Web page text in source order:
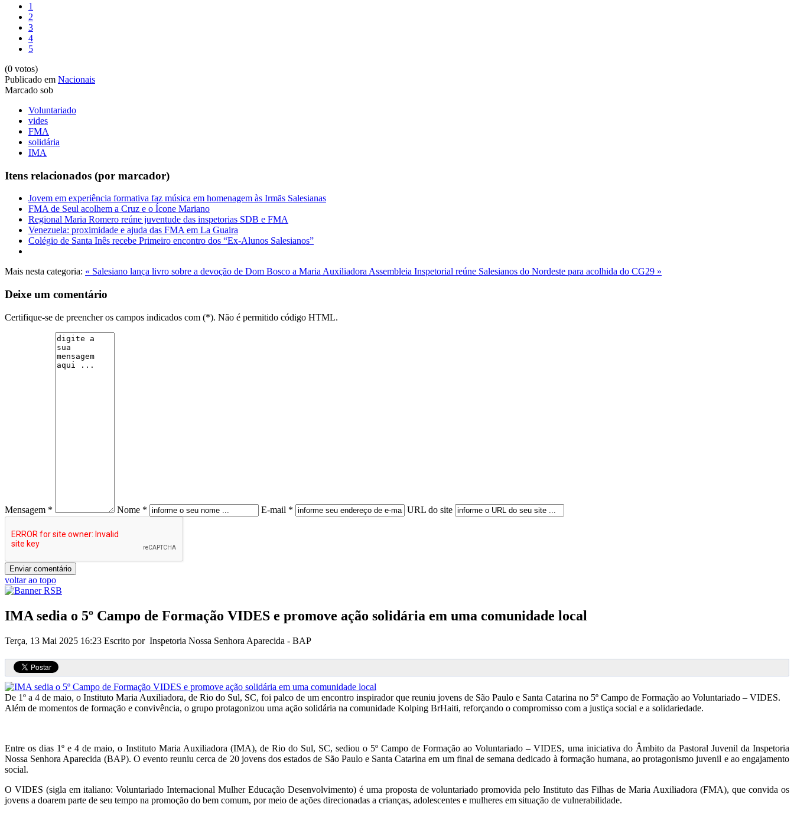
1
2
3
4
5
(0 votos)
Publicado em Nacionais
Marcado sob
Voluntariado
vides
FMA
solidária
IMA
Itens relacionados (por marcador)
Jovem em experiência formativa faz música em homenagem às Irmãs Salesianas
FMA de Seul acolhem a Cruz e o Ícone Mariano
Regional Maria Romero reúne juventude das inspetorias SDB e FMA
Venezuela: proximidade e ajuda das FMA em La Guaira
Colégio de Santa Inês recebe Primeiro encontro dos “Ex-Alunos Salesianos”
Mais nesta categoria: « Salesiano lança livro sobre a devoção de Dom Bosco a Maria Auxiliadora Assembleia Inspetorial reúne Salesianos do Nordeste para acolhida do CG29 »
Deixe um comentário
Certifique-se de preencher os campos indicados com (*). Não é permitido código HTML.
Mensagem * Nome * E-mail * URL do site
voltar ao topo
IMA sedia o 5º Campo de Formação VIDES e promove ação solidária em uma comunidade local
Terça, 13 Mai 2025 16:23 Escrito por Inspetoria Nossa Senhora Aparecida - BAP
De 1º a 4 de maio, o Instituto Maria Auxiliadora, de Rio do Sul, SC, foi palco de um encontro inspirador que reuniu jovens de São Paulo e Santa Catarina no 5º Campo de Formação ao Voluntariado – VIDES.
Além de momentos de formação e convivência, o grupo protagonizou uma ação solidária na comunidade Kolping BrHaiti, reforçando o compromisso com a justiça social e a solidariedade.
Entre os dias 1º e 4 de maio, o Instituto Maria Auxiliadora (IMA), de Rio do Sul, SC, sediou o 5º Campo de Formação ao Voluntariado – VIDES, uma iniciativa do Âmbito da Pastoral Juvenil da Inspetoria
Nossa Senhora Aparecida (BAP). O evento reuniu cerca de 20 jovens dos estados de São Paulo e Santa Catarina em um final de semana dedicado à formação humana, ao protagonismo juvenil e ao engajamento
social.
O VIDES (sigla em italiano: Voluntariado Internacional Mulher Educação Desenvolvimento) é uma proposta de voluntariado promovida pelo Instituto das Filhas de Maria Auxiliadora (FMA), que convida os
jovens a doarem parte de seu tempo na promoção do bem comum, por meio de ações direcionadas a crianças, adolescentes e mulheres em situação de vulnerabilidade.